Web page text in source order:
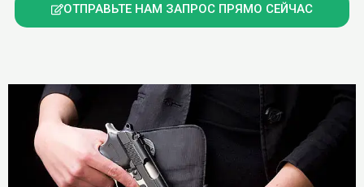
ОТПРАВЬТЕ НАМ ЗАПРОС ПРЯМО СЕЙЧАС